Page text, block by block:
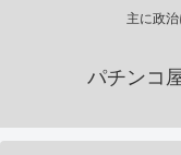
主に政
パチンコ